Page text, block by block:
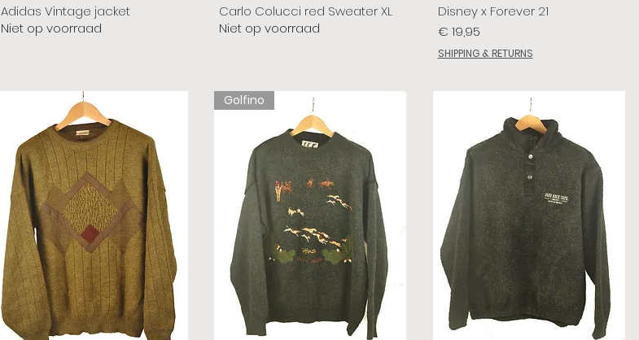
Adidas Vintage jacket
Niet op voorraad
Carlo Colucci red Sweater XL
Niet op voorraad
Disney x Forever 21
Prijs
€ 19,95
SHIPPING & RETURNS
Golfino